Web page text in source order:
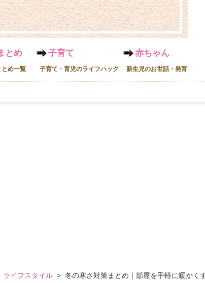
とめ
とめ一覧
子育て
子育て・育児のライフハック
赤ちゃん
新生児のお世話・発育
ライフスタイル > 冬の寒さ対策まとめ｜部屋を手軽に暖かく